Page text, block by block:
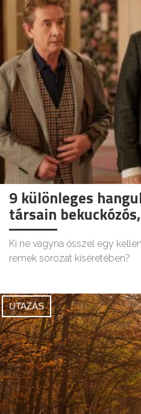
9 különleges
társain
Ki ne vágyna ősszel egy
remek sorozat kíséretében?
UTAZÁS